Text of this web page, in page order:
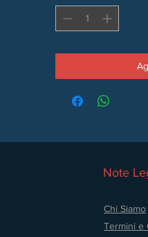
Note
Chi Siamo
Termini e